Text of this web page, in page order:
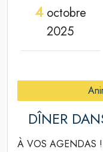
4octobre
2025
DÎNER
À VOS AGENDAS !